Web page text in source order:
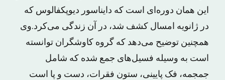
این همان دوره‌ای است که دایناسور دیوپکفالوس که
در ژانویه امسال کشف شد، در آن زندگی می‌کرد.وی
همچنین توضیح می‌دهد که گروه کاوشگران توانسته
است به وسیله فسیل‌های جمع شده که شامل
جمجمه، فک پایینی، ستون فقرات، دست و پا است